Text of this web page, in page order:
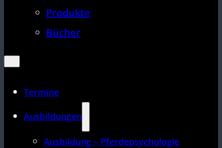
Produkte
Bücher
Termine
Ausbildungen
Ausbildung – Pferdepsychologie